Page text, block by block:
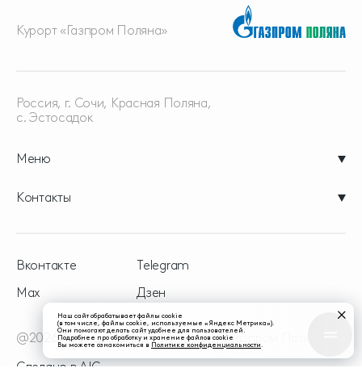
Курорт «Газпром Поляна»
Меню
Россия, г. Сочи, Красная Поляна,
с. Эстосадок
Контакты
@2026 - официальный сайт курорта Газпром Поляна
Вконтакте
Telegram
Max
Дзен
Наш сайт обрабатывает файлы cookie
(в том числе, файлы cookie, используемые «Яндекс Метрика»).
Они помогают делать сайт удобнее для пользователей.
Подробнее про обработку и хранение файлов cookie
Вы можете ознакомиться в Политике конфиденциальности.